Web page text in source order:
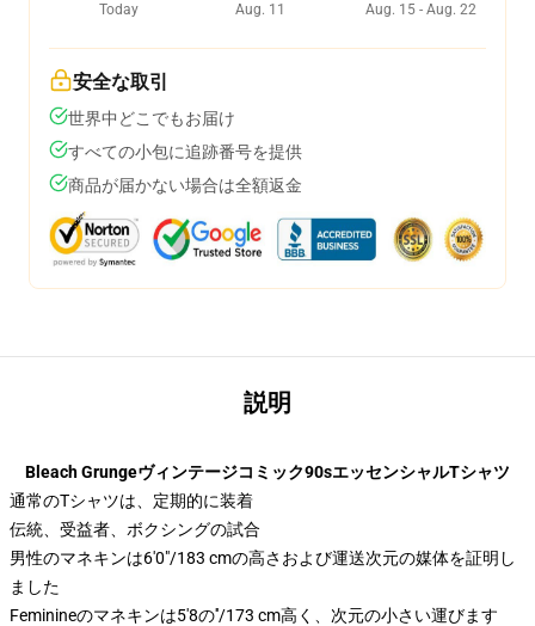
Today
Aug. 11
Aug. 15 - Aug. 22
安全な取引
世界中どこでもお届け
すべての小包に追跡番号を提供
商品が届かない場合は全額返金
説明
Bleach Grungeヴィンテージコミック90sエッセンシャルTシャツ
通常のTシャツは、定期的に装着
伝統、受益者、ボクシングの試合
男性のマネキンは6'0"/183 cmの高さおよび運送次元の媒体を証明し
ました
Feminineのマネキンは5'8の′′/173 cm高く、次元の小さい運びます